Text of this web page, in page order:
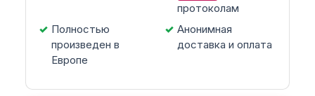
протоколам
Полностью
произведен в
Европе
Анонимная
доставка и оплата